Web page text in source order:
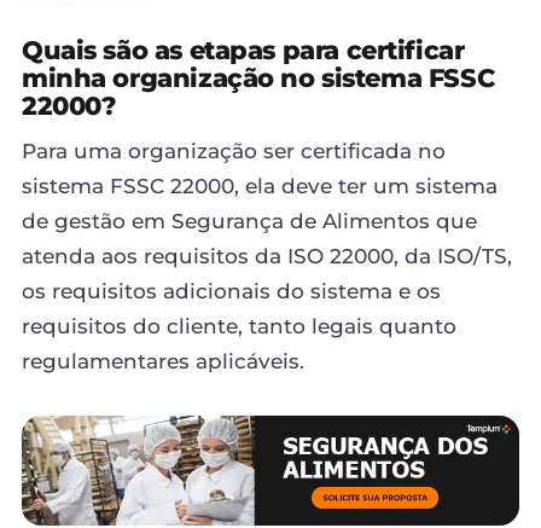
Quais são as etapas para certificar
minha organização no sistema FSSC
22000?
Para uma organização ser certificada no
sistema FSSC 22000, ela deve ter um sistema
de gestão em Segurança de Alimentos que
atenda aos requisitos da ISO 22000, da ISO/TS,
os requisitos adicionais do sistema e os
requisitos do cliente, tanto legais quanto
regulamentares aplicáveis.